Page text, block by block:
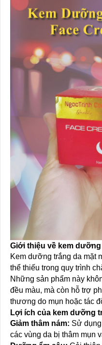
Giới thiệu về kem
Kem dưỡng trắng da mặt
thể thiếu trong quy trình
Những sản phẩm này
đều màu, mà còn hỗ trợ
thương do mụn hoặc tác
Lợi ích của kem dưỡng
Giảm thâm nám: Sử
các vùng da bị thâm mụn